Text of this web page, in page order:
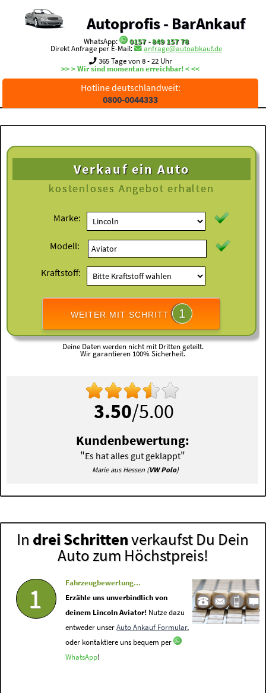
Autoprofis - BarAnkauf
WhatsApp:
0157 - 849 157 78
Direkt Anfrage per E-Mail:
anfrage@autoabkauf.de
365 Tage von 8 - 22 Uhr
>> > Wir sind momentan erreichbar! < <<
Hotline deutschlandweit:
0800-0044333
Verkauf ein Auto
kostenloses Angebot erhalten
Marke:
Modell:
Kraftstoff:
WEITER MIT SCHRITT 1
Deine Daten werden nicht mit Dritten geteilt.
Wir garantieren 100% Sicherheit.
3.50/5.00
Kundenbewertung:
"Es hat alles gut geklappt"
Marie aus Hessen (VW Polo)
In drei Schrittenverkaufst Du Dein
Auto zum Höchstpreis!
1
Fahrzeugbewertung...
Erzähle uns unverbindlich von
deinem Lincoln Aviator! Nutze dazu
entweder unserAuto Ankauf Formular,
oder kontaktiere uns bequem per
WhatsApp!